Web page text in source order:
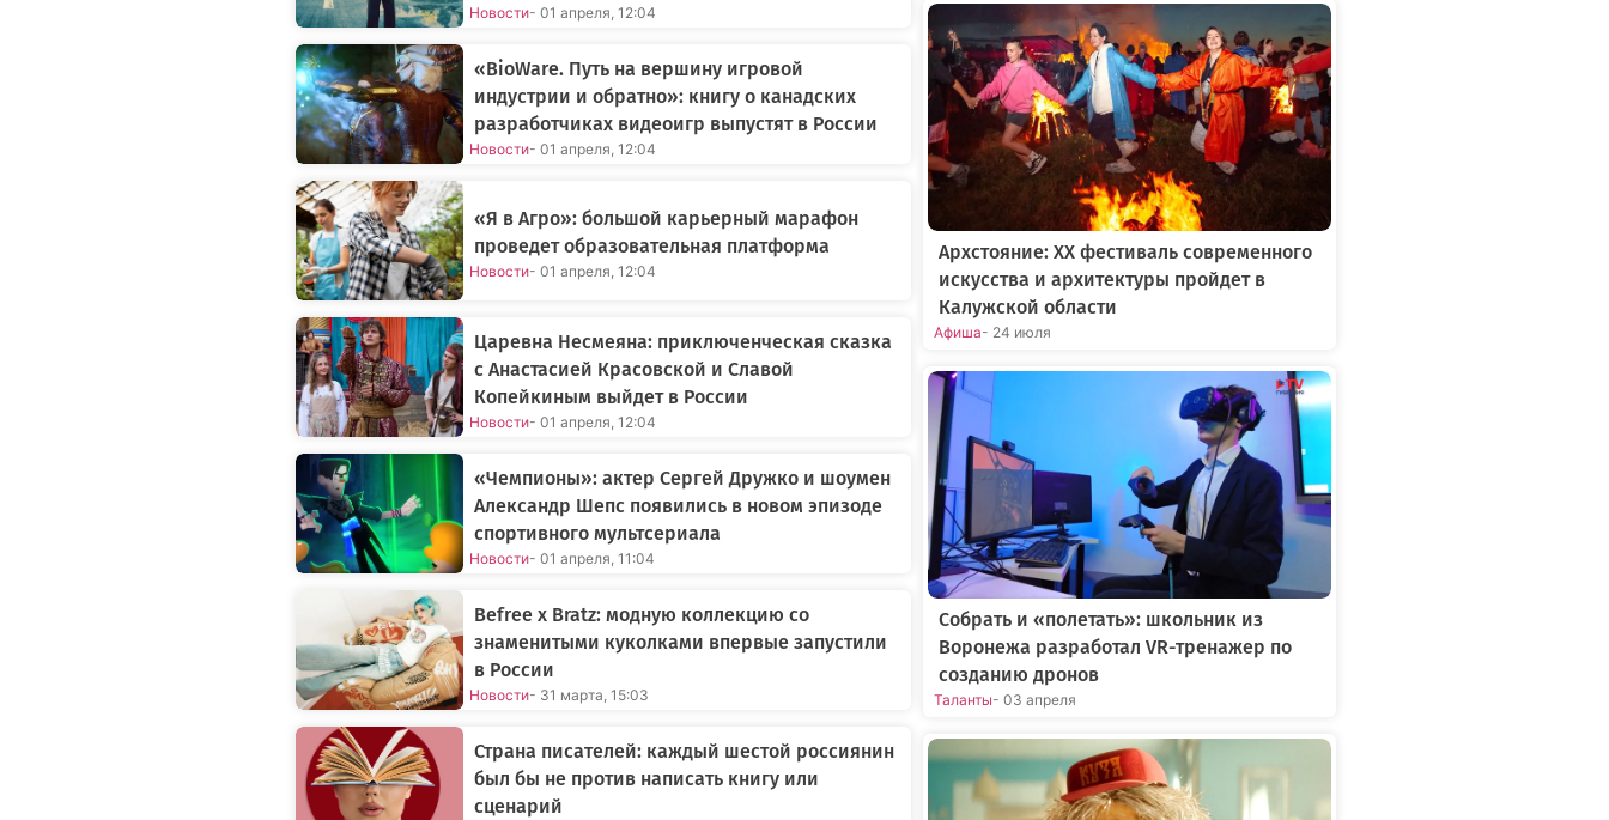
Новости- 01 апреля, 12:04
«BioWare. Путь на вершину игровой
индустрии и обратно»: книгу о канадских
разработчиках видеоигр выпустят в России
Новости- 01 апреля, 12:04
«Я в Агро»: большой карьерный марафон
проведет образовательная платформа
Новости- 01 апреля, 12:04
Царевна Несмеяна: приключенческая сказка
с Анастасией Красовской и Славой
Копейкиным выйдет в России
Новости- 01 апреля, 12:04
«Чемпионы»: актер Сергей Дружко и шоумен
Александр Шепс появились в новом эпизоде
спортивного мультсериала
Новости- 01 апреля, 11:04
Befree x Bratz: модную коллекцию со
знаменитыми куколками впервые запустили
в России
Новости- 31 марта, 15:03
Страна писателей: каждый шестой россиянин
был бы не против написать книгу или
сценарий
Архстояние: XX фестиваль современного
искусства и архитектуры пройдет в
Калужской области
Афиша- 24 июля
Собрать и «полетать»: школьник из
Воронежа разработал VR-тренажер по
созданию дронов
Таланты- 03 апреля